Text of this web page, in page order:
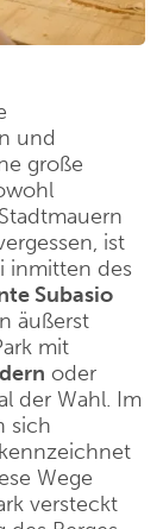
und
große
ist
inmitten des
Subasio
äußerst
mit
oder
der Wahl. Im
sich
Wege
versteckt